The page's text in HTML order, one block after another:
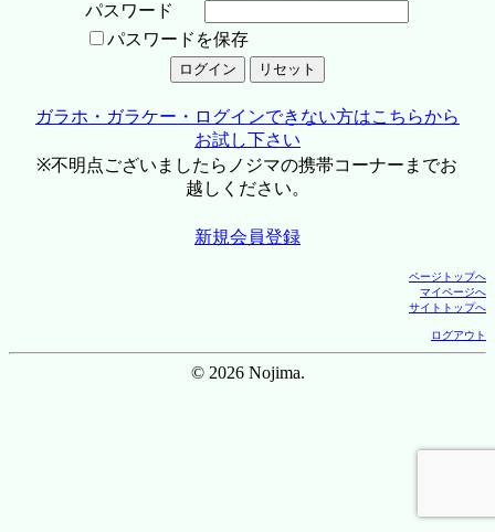
パスワード
パスワードを保存
ガラホ・ガラケー・ログインできない方はこちらから
お試し下さい
※不明点ございましたらノジマの携帯コーナーまでお
越しください。
新規会員登録
ページトップへ
マイページへ
サイトトップへ
ログアウト
© 2026 Nojima.